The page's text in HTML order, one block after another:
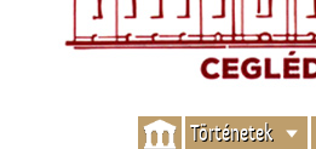
Történetek